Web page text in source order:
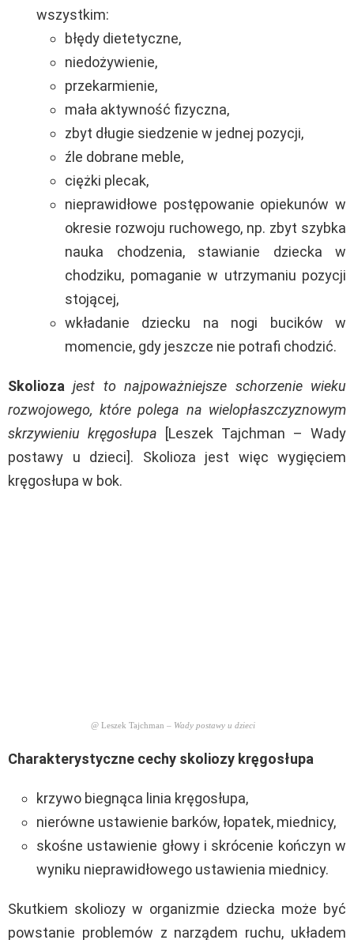
wszystkim:
błędy dietetyczne,
niedożywienie,
przekarmienie,
mała aktywność fizyczna,
zbyt długie siedzenie w jednej pozycji,
źle dobrane meble,
ciężki plecak,
nieprawidłowe postępowanie opiekunów w
okresie rozwoju ruchowego, np. zbyt szybka
nauka chodzenia, stawianie dziecka w
chodziku, pomaganie w utrzymaniu pozycji
stojącej,
wkładanie dziecku na nogi bucików w
momencie, gdy jeszcze nie potrafi chodzić.
Skoliozajest to najpoważniejsze schorzenie wieku
rozwojowego, które polega na wielopłaszczyznowym
skrzywieniu kręgosłupa [Leszek Tajchman – Wady
postawy u dzieci]. Skolioza jest więc wygięciem
kręgosłupa w bok.
@ Leszek Tajchman – Wady postawy u dzieci
Charakterystyczne cechy skoliozy kręgosłupa
krzywo biegnąca linia kręgosłupa,
nierówne ustawienie barków, łopatek, miednicy,
skośne ustawienie głowy i skrócenie kończyn w
wyniku nieprawidłowego ustawienia miednicy.
Skutkiem skoliozy w organizmie dziecka może być
powstanie problemów z narządem ruchu, układem